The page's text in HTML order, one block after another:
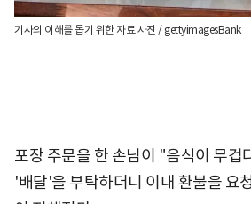
기사의 이해를 돕기 위한 자료 사진 / gettyimagesBank
포장 주문을 한 손님이 "음식이 무겁
'배달'을 부탁하더니 이내 환불을 요